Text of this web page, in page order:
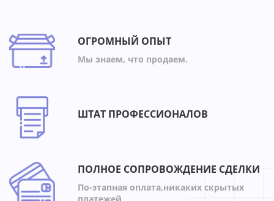
ОГРОМНЫЙ ОПЫТ
Мы знаем, что продаем.
ШТАТ ПРОФЕССИОНАЛОВ
ПОЛНОЕ СОПРОВОЖДЕНИЕ СДЕЛКИ
По-этапная оплата,никаких скрытых
платежей